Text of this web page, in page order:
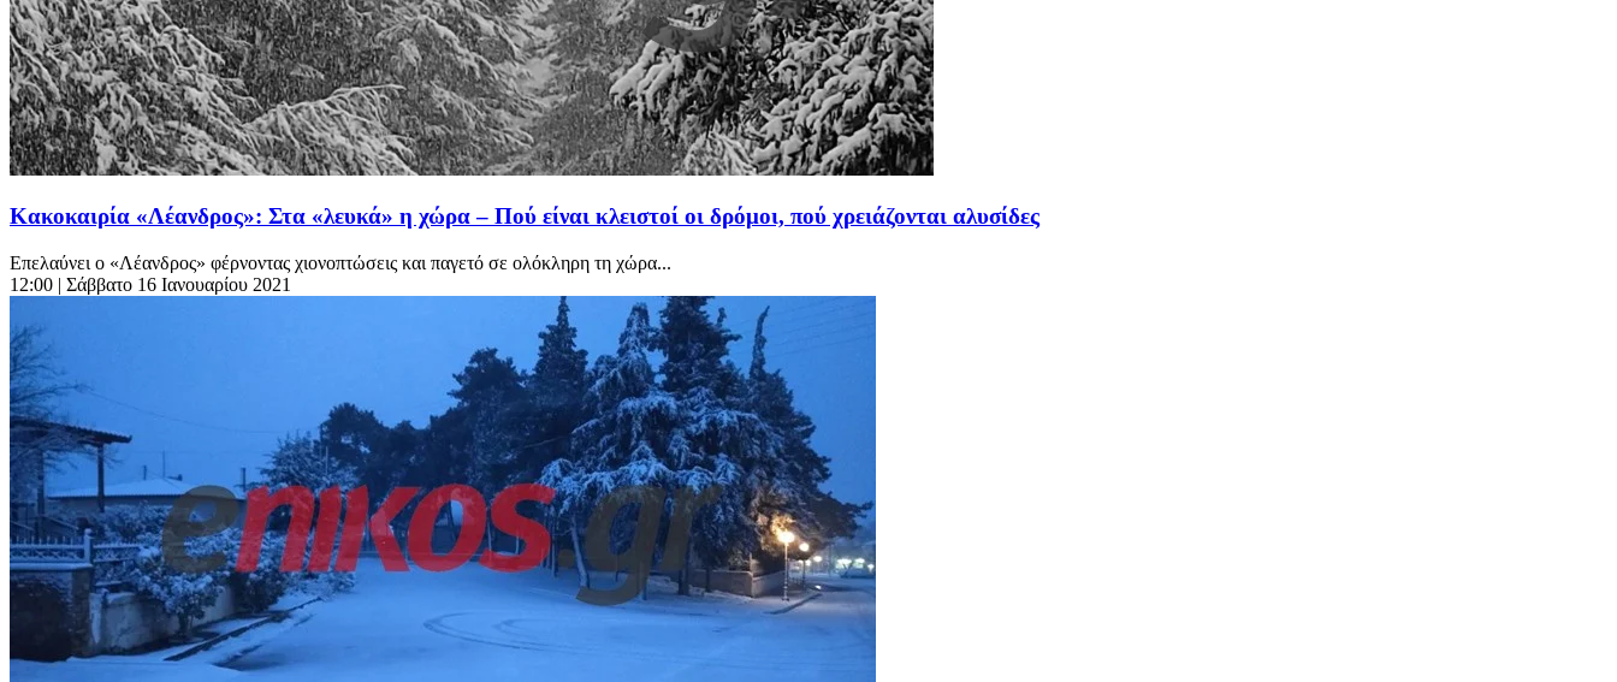
Κακοκαιρία «Λέανδρος»: Στα «λευκά» η χώρα – Πού είναι κλειστοί οι δρόμοι, πού χρειάζονται αλυσίδες
Επελαύνει ο «Λέανδρος» φέρνοντας χιονοπτώσεις και παγετό σε ολόκληρη τη χώρα...
12:00 | Σάββατο 16 Ιανουαρίου 2021